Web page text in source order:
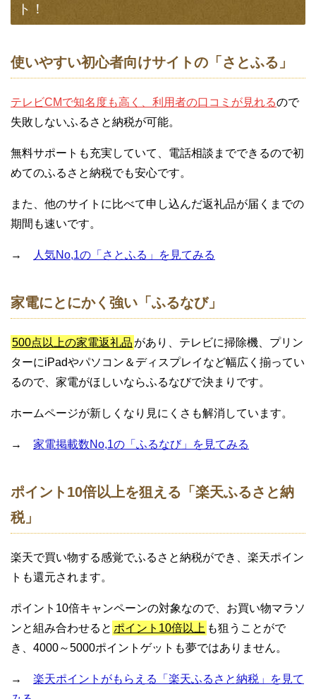
ト！
使いやすい初心者向けサイトの「さとふる」
テレビCMで知名度も高く、利用者の口コミが見れるので
失敗しないふるさと納税が可能。
無料サポートも充実していて、電話相談までできるので初
めてのふるさと納税でも安心です。
また、他のサイトに比べて申し込んだ返礼品が届くまでの
期間も速いです。
→ 人気No,1の「さとふる」を見てみる
家電にとにかく強い「ふるなび」
500点以上の家電返礼品 があり、テレビに掃除機、プリン
ターにiPadやパソコン＆ディスプレイなど幅広く揃ってい
るので、家電がほしいならふるなびで決まりです。
ホームページが新しくなり見にくさも解消しています。
→ 家電掲載数No,1の「ふるなび」を見てみる
ポイント10倍以上を狙える「楽天ふるさと納
税」
楽天で買い物する感覚でふるさと納税ができ、楽天ポイン
トも還元されます。
ポイント10倍キャンペーンの対象なので、お買い物マラソ
ンと組み合わせると ポイント10倍以上 も狙うことがで
き、4000～5000ポイントゲットも夢ではありません。
→ 楽天ポイントがもらえる「楽天ふるさと納税」を見て